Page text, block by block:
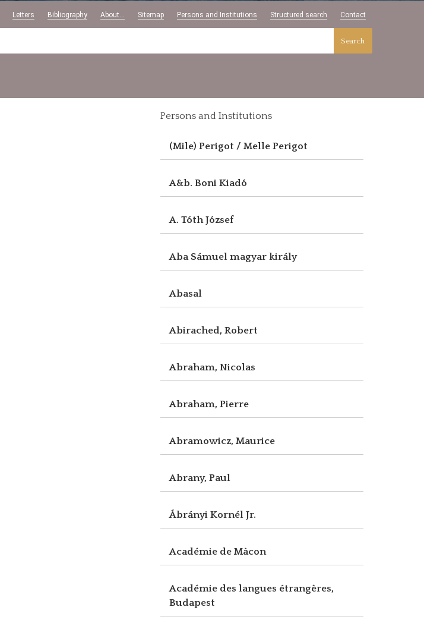
Letters Bibliography About... Sitemap Persons and Institutions Structured search Contact
Search
Persons and Institutions
(Mile) Perigot / Melle Perigot
A&b. Boni Kiadó
A. Tóth József
Aba Sámuel magyar király
Abasal
Abirached, Robert
Abraham, Nicolas
Abraham, Pierre
Abramowicz, Maurice
Abrany, Paul
Ábrányi Kornél Jr.
Académie de Mâcon
Académie des langues étrangères,
Budapest